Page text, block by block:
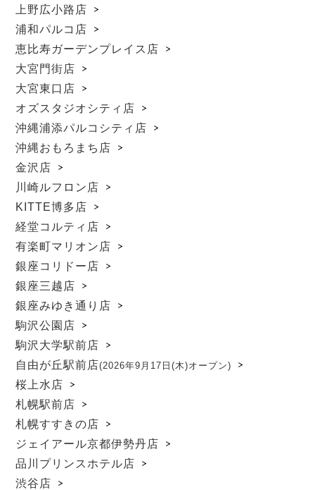
上野広小路店
浦和パルコ店
恵比寿ガーデンプレイス店
大宮門街店
大宮東口店
オズスタジオシティ店
沖縄浦添パルコシティ店
沖縄おもろまち店
金沢店
川崎ルフロン店
KITTE博多店
経堂コルティ店
有楽町マリオン店
銀座コリドー店
銀座三越店
銀座みゆき通り店
駒沢公園店
駒沢大学駅前店
自由が丘駅前店(2026年9月17日(木)オープン)
桜上水店
札幌駅前店
札幌すすきの店
ジェイアール京都伊勢丹店
品川プリンスホテル店
渋谷店